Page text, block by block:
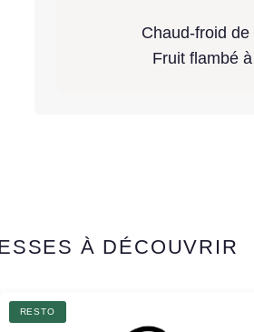
Chaud-froid
Fruit flambé
À DÉCOUVRIR
RESTO